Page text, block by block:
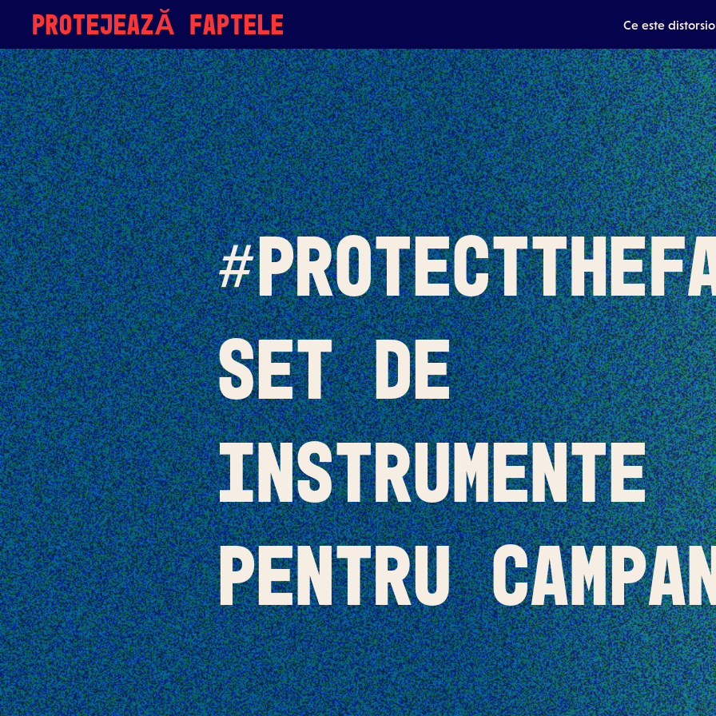
PROTEJEAZĂ FAPTELE Ce este
Set de
instrumente
pentru